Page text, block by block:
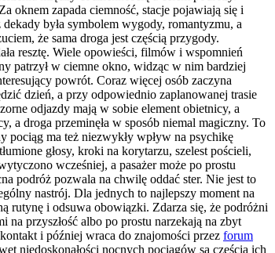
oknem zapada ciemność, stacje pojawiają się i
była symbolem wygody, romantyzmu, a
że sama droga jest częścią przygody.
resztę. Wiele opowieści, filmów i wspomnień
patrzył w ciemne okno, widząc w nim bardziej
powrót. Coraz więcej osób zaczyna
dzień, a przy odpowiednio zaplanowanej trasie
odjazdy mają w sobie element obietnicy, a
a droga przeminęła w sposób niemal magiczny. To
pociąg ma też niezwykły wpływ na psychikę
głosy, kroki na korytarzu, szelest pościeli,
wcześniej, a pasażer może po prostu
podróż pozwala na chwilę oddać ster. Nie jest to
nastrój. Dla jednych to najlepszy moment na
rutynę i odsuwa obowiązki. Zdarza się, że podróżni
przyszłość albo po prostu narzekają na zbyt
i później wraca do znajomości przez forum
niedoskonałości nocnych pociągów są częścią ich